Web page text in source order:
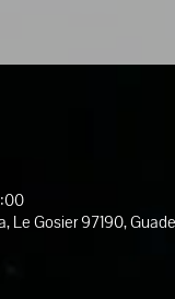
Le Gosier 97190,